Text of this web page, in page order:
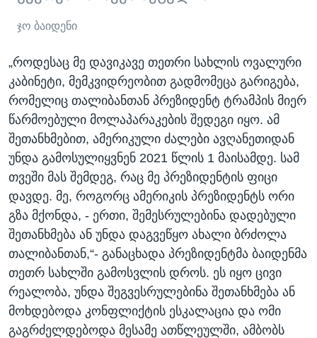
ჯო ბაიდენი
„როდესაც მე დავიკავე თეთრი სახლის ოვალური
კაბინეტი, მემკვიდრეობით გადმომეცა გარიგება,
რომელიც თალიბანთან პრეზიდენტ ტრამპის მიერ
წარმოებული მოლაპარაკების შედეგი იყო. ამ
შეთანხმებით, ამერიკული ძალები ავღანეთიდან
უნდა გამოსულიყვნენ 2021 წლის 1 მაისამდე. სამ
თვეში მას შემდეგ, რაც მე პრეზიდენტის ფიცი
დავდე. მე, როგორც ამერიკის პრეზიდენტს ორი
გზა მქონდა, - ერთი, შემესრულებინა დადებული
შეთანხმება ან უნდა დაგვეწყო ახალი ბრძოლა
თალიბანთან,“- განაცხადა პრეზიდენტმა ბაიდენმა
თეთრ სახლში გამოსვლის დროს. ეს იყო ცივი
რეალობა, უნდა შეგვესრულებინა შეთანხმება ან
მოხდებოდა კონფლიქტის ესკალაცია და ომი
გაგრძელდებოდა მესამე ათწლეულში, ამბობს